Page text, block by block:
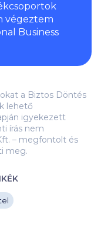
végeztem
Business
a Biztos Döntés
lehető
igyekezett
írás nem
– megfontolt és
meg.